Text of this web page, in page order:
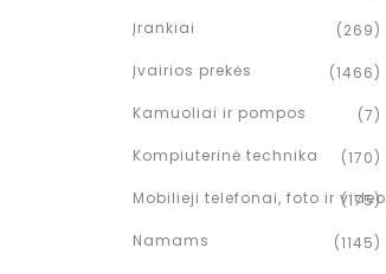
Įrankiai
(269)
Įvairios prekės
(1466)
Kamuoliai ir pompos
(7)
Kompiuterinė technika
(170)
Mobilieji telefonai, foto ir video
(175)
Namams
(1145)